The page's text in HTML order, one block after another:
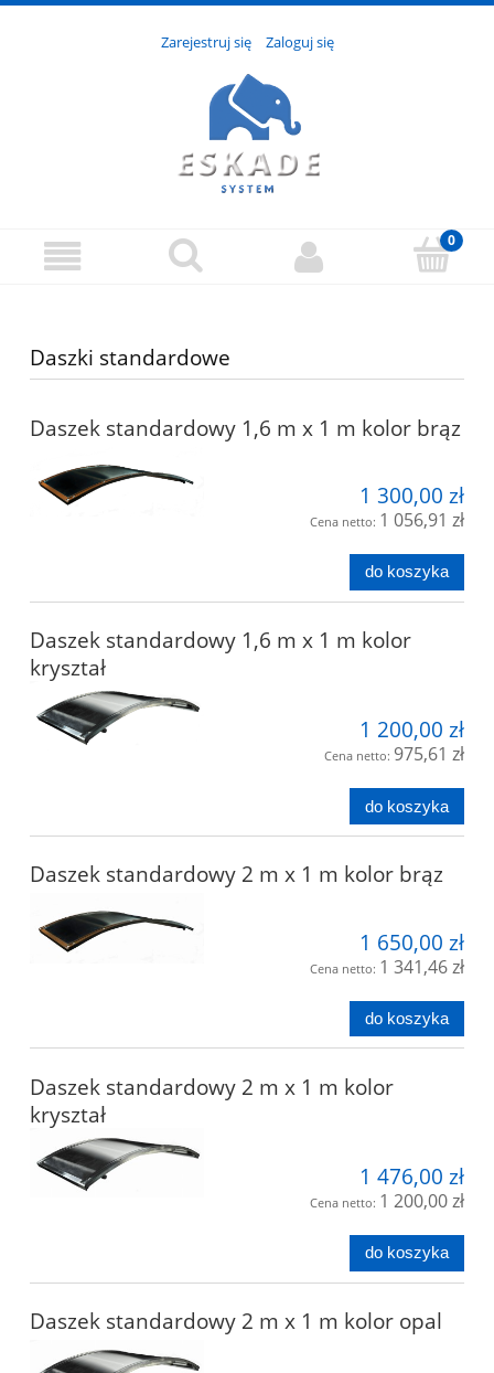
Zarejestruj się Zaloguj się
Daszki standardowe
Daszek standardowy 1,6 m x 1 m kolor brąz
1 300,00 zł
Cena netto: 1 056,91 zł
do koszyka
Daszek standardowy 1,6 m x 1 m kolor
kryształ
1 200,00 zł
Cena netto: 975,61 zł
do koszyka
Daszek standardowy 2 m x 1 m kolor brąz
1 650,00 zł
Cena netto: 1 341,46 zł
do koszyka
Daszek standardowy 2 m x 1 m kolor
kryształ
1 476,00 zł
Cena netto: 1 200,00 zł
do koszyka
Daszek standardowy 2 m x 1 m kolor opal